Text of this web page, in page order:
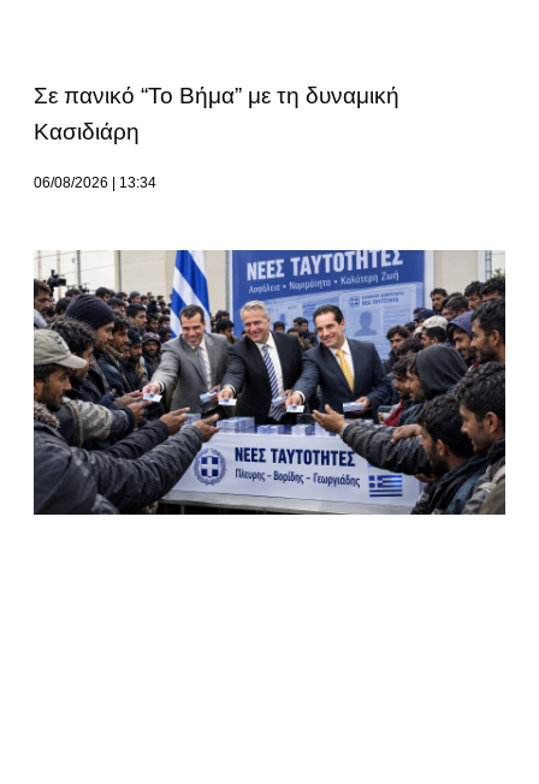
Σε πανικό “Το Βήμα” με τη δυναμική
Κασιδιάρη
06/08/2026 13:34